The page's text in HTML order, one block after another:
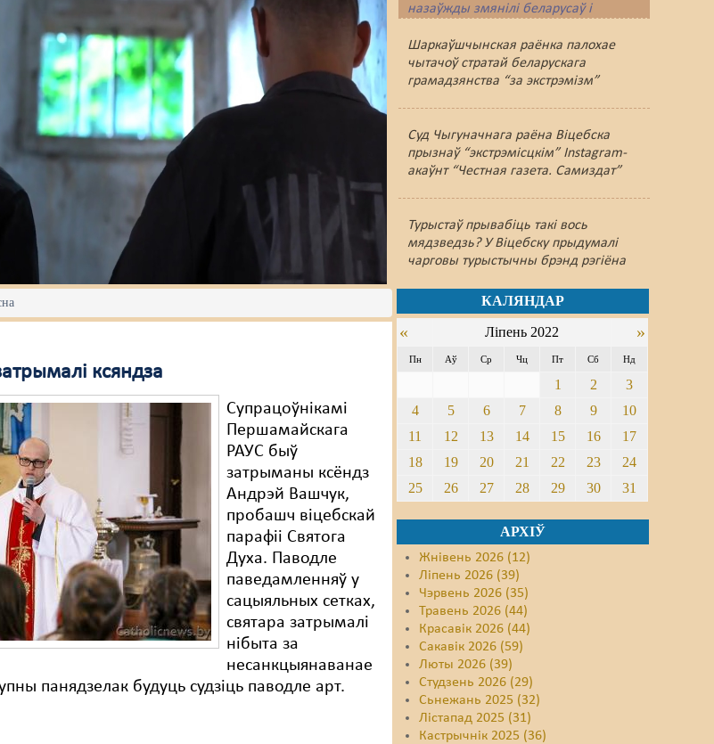
назаўжды змянілі беларусаў і
Шаркаўшчынская раёнка палохае
чытачоў стратай беларускага
грамадзянства “за экстрэмізм”
Суд Чыгуначнага раёна Віцебска
прызнаў “экстрэмісцкім” Instagram-
акаўнт “Честная газета. Самиздат”
Турыстаў прывабіць такі вось
мядзведзь? У Віцебску прыдумалі
чарговы турыстычны брэнд рэгіёна
ксяндза
Супрацоўнікамі
Першамайскага
РАУС быў
затрыманы ксёндз
Андрэй Вашчук,
пробашч віцебскай
парафіі Святога
Духа. Паводле
паведамленняў у
сацыяльных сетках,
святара затрымалі
нібыта за
несанкцыянаванае
панядзелак будуць судзіць паводле арт.
КАЛЯНДАР
« Ліпень 2022 »
Пн Аў Ср Чц Пт Сб Нд
1 2
3
4
5 6 7 8 9
10
11
12 13 14 15 16
17
18
19 20 21 22 23
24
25
26 27 28 29 30 31
АРХІЎ
Жнівень 2026 (12)
Ліпень 2026 (39)
Чэрвень 2026 (35)
Травень 2026 (44)
Красавік 2026 (44)
Сакавік 2026 (59)
Люты 2026 (39)
Студзень 2026 (29)
Сьнежань 2025 (32)
Лістапад 2025 (31)
Кастрычнік 2025 (36)